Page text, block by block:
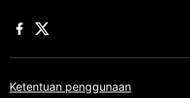
Ketentuan penggunaan